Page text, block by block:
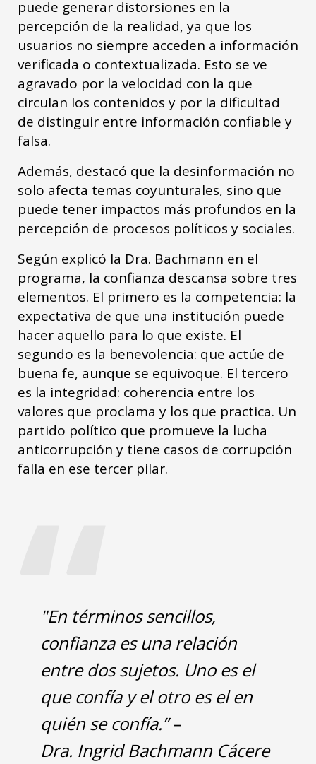
puede generar distorsiones en la
percepción de la realidad, ya que los
usuarios no siempre acceden a información
verificada o contextualizada. Esto se ve
agravado por la velocidad con la que
circulan los contenidos y por la dificultad
de distinguir entre información confiable y
falsa.
Además, destacó que la desinformación no
solo afecta temas coyunturales, sino que
puede tener impactos más profundos en la
percepción de procesos políticos y sociales.
Según explicó la Dra. Bachmann en el
programa, la confianza descansa sobre tres
elementos. El primero es la competencia: la
expectativa de que una institución puede
hacer aquello para lo que existe. El
segundo es la benevolencia: que actúe de
buena fe, aunque se equivoque. El tercero
es la integridad: coherencia entre los
valores que proclama y los que practica. Un
partido político que promueve la lucha
anticorrupción y tiene casos de corrupción
falla en ese tercer pilar.
“
"En términos sencillos,
confianza es una relación
entre dos sujetos. Uno es el
que confía y el otro es el en
quién se confía.” –
Dra. Ingrid Bachmann Cácere